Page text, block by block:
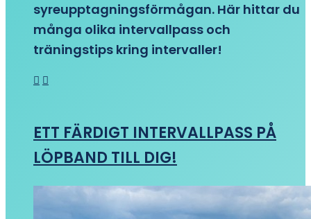
syreupptagningsförmågan. Här hittar du
många olika intervallpass och
träningstips kring intervaller!
ETT FÄRDIGT INTERVALLPASS PÅ
LÖPBAND TILL DIG!